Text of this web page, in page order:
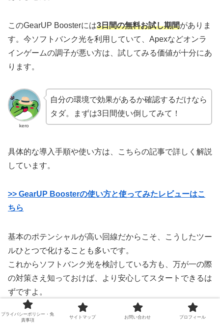
このGearUP Boosterには3日間の無料お試し期間がありま
す。今ソフトバンク光を利用していて、Apexなどオンラ
インゲームの調子が悪い方は、試してみる価値が十分にあ
ります。
kero
自分の環境で効果があるか確認するだけなら
タダ。まずは3日間使い倒してみて！
具体的な導入手順や使い方は、こちらの記事で詳しく解説
しています。
>> GearUP Boosterの使い方と使ってみたレビューはこ
ちら
基本のポテンシャルが高い回線だからこそ、こうしたツー
ルひとつで化けることも多いです。
これからソフトバンク光を検討している方も、万が一の際
の対策さえ知っておけば、より安心してスタートできるは
ずですよ。
＼ キャッシュバック特典実施中！ ／
プライバシーポリシー・免
責事項
サイトマップ お問い合わせ プロフィール